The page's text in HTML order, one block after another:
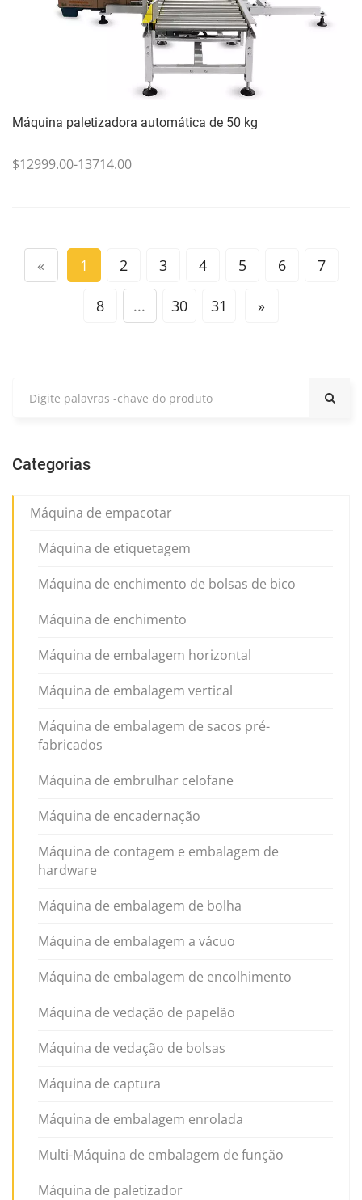
Máquina paletizadora automática de 50 kg
$12999.00-13714.00
« 1 2 3 4 5 6 7
8 ... 30 31 »
Categorias
Máquina de empacotar
Máquina de etiquetagem
Máquina de enchimento de bolsas de bico
Máquina de enchimento
Máquina de embalagem horizontal
Máquina de embalagem vertical
Máquina de embalagem de sacos pré-
fabricados
Máquina de embrulhar celofane
Máquina de encadernação
Máquina de contagem e embalagem de
hardware
Máquina de embalagem de bolha
Máquina de embalagem a vácuo
Máquina de embalagem de encolhimento
Máquina de vedação de papelão
Máquina de vedação de bolsas
Máquina de captura
Máquina de embalagem enrolada
Multi-Máquina de embalagem de função
Máquina de paletizador